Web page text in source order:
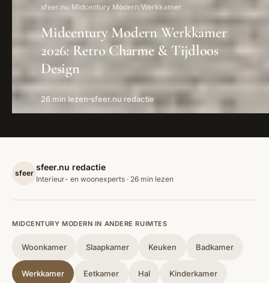
sfeer.nu/Midcentury Modern/Werkkamer
Midcentury Modern Werkkamer
2026: Retro Charme & Tijdloos
Design
26 min lezen sfeer.nu redactie
sfeer
sfeer.nu redactie
Interieur- en woonexperts · 26 min lezen
MIDCENTURY MODERN IN ANDERE RUIMTES
Woonkamer Slaapkamer Keuken Badkamer
Werkkamer Eetkamer Hal Kinderkamer